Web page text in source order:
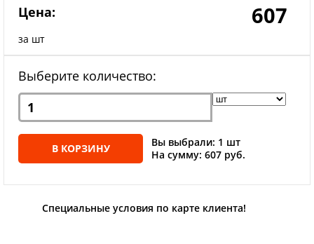
Цена:
за шт
607
Выберите количество:
В КОРЗИНУ
Вы выбрали: 1 шт
На сумму: 607 руб.
Специальные условия по карте клиента!